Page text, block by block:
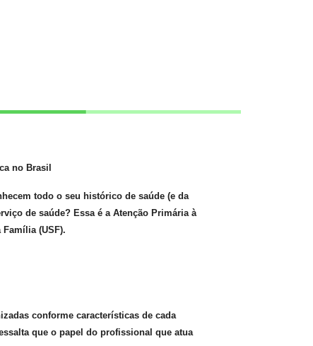
no Brasil
todo o seu histórico de saúde (e da
de saúde? Essa é a Atenção Primária à
(USF).
conforme características de cada
que o papel do profissional que atua